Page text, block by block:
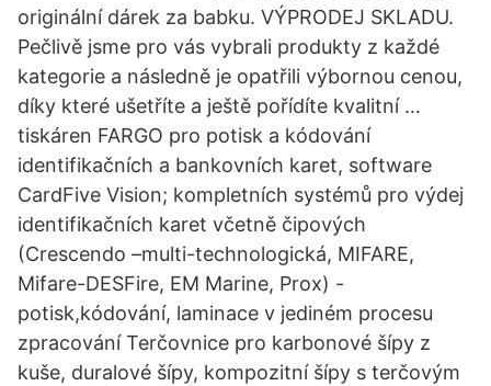
originální dárek za babku. VÝPRODEJ SKLADU.
Pečlivě jsme pro vás vybrali produkty z každé
kategorie a následně je opatřili výbornou cenou,
díky které ušetříte a ještě pořídíte kvalitní …
tiskáren FARGO pro potisk a kódování
identifikačních a bankovních karet, software
CardFive Vision; kompletních systémů pro výdej
identifikačních karet včetně čipových
(Crescendo –multi-technologická, MIFARE,
Mifare-DESFire, EM Marine, Prox) -
potisk,kódování, laminace v jediném procesu
zpracování Terčovnice pro karbonové šípy z
kuše, duralové šípy, kompozitní šípy s terčovým